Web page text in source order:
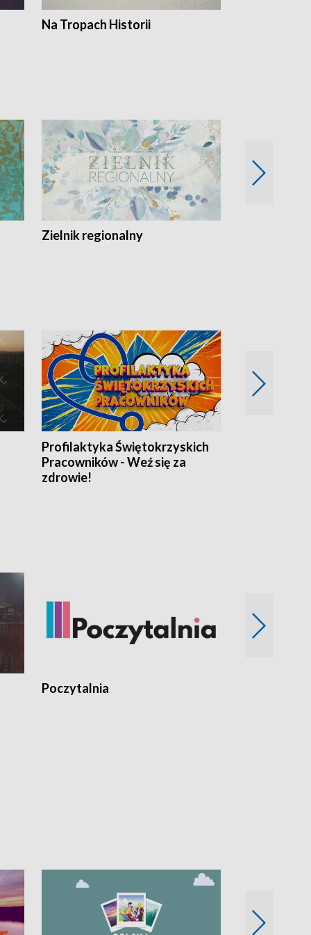
Na Tropach Historii
Zielnik regionalny
Profilaktyka Świętokrzyskich
Pracowników - Weź się za
zdrowie!
Poczytalnia